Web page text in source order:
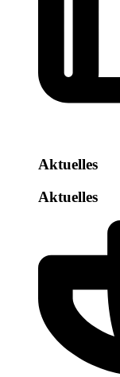
Aktuelles
Aktuelles